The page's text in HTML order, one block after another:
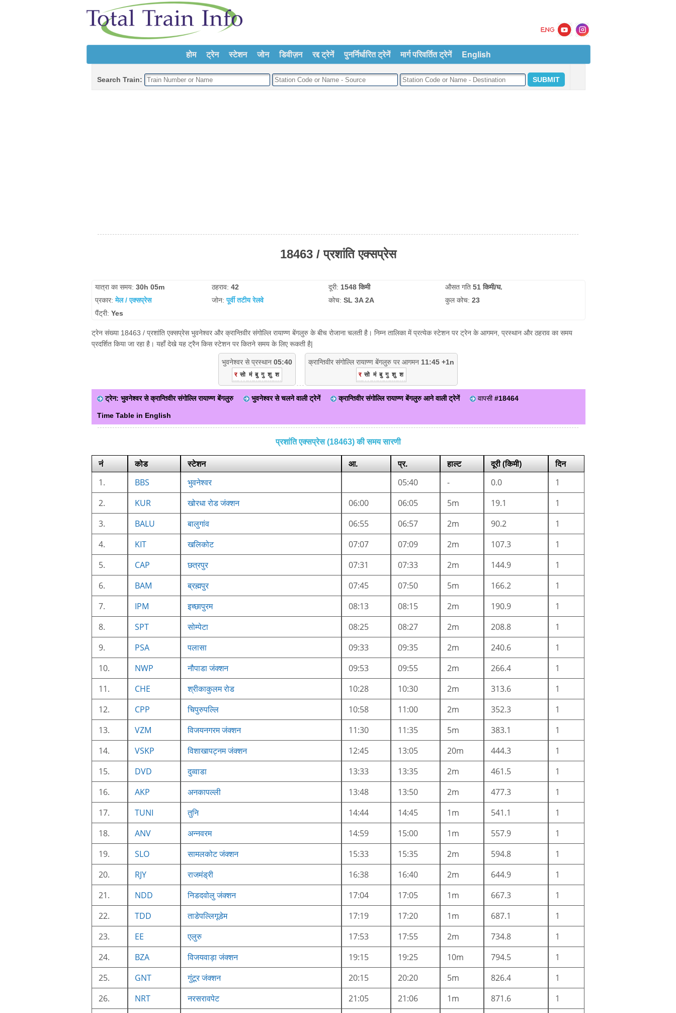
होम ट्रेन स्टेशन जोन डिवीज़न रद्द ट्रेनें पुनर्निर्धारित ट्रेनें मार्ग परिवर्तित ट्रेनें English
Search Train:
18463 / प्रशांति एक्सप्रेस
यात्रा का समय: 30h 05m ठहराव: 42 दूरी: 1548 किमी औसत गति 51 किमी/घ.
प्रकार:मेल / एक्सप्रेस जोन:पूर्वी तटीय रेलवे कोच: SL 3A 2A कुल कोच: 23
पैंट्री: Yes
ट्रेन संख्या 18463 / प्रशांति एक्सप्रेस भुवनेश्वर और क्रान्तिवीर संगोल्लि रायाण्ण बेंगलुरु के बीच रोजाना चलती है। निम्न तालिका में प्रत्येक स्टेशन पर ट्रेन के आगमन, प्रस्थान और ठहराव का समय
प्रदर्शित किया जा रहा है। यहाँ देखे यह ट्रैन किस स्टेशन पर कितने समय के लिए रूकती है|
भुवनेश्वर से प्रस्थान 05:40
र सो मं बु गु शु श
क्रान्तिवीर संगोल्लि रायाण्ण बेंगलुरु पर आगमन 11:45 +1n
र सो मं बु गु शु श
ट्रेन: भुवनेश्वर से क्रान्तिवीर संगोल्लि रायाण्ण बेंगलुरु भुवनेश्वर से चलने वाली ट्रेनें क्रान्तिवीर संगोल्लि रायाण्ण बेंगलुरु आने वाली ट्रेनें वापसी#18464
Time Table in English
प्रशांति एक्सप्रेस (18463) की समय सारणी
नं कोड स्टेशन आ. प्र. हाल्ट दूरी (किमी)
दिन
1.
BBS भुवनेश्वर 05:40 - 0.0
1
2.
KUR खोरधा रोड जंक्शन 06:00 06:05 5m 19.1
1
3.
BALU बालुगांव 06:55 06:57 2m 90.2
1
4.
KIT खलिकोट 07:07 07:09 2m 107.3
1
5.
CAP छत्रपुर 07:31 07:33 2m 144.9
1
6.
BAM ब्रह्मपुर 07:45 07:50 5m 166.2
1
7.
IPM इच्छापुरम 08:13 08:15 2m 190.9
1
8.
SPT सोम्पेटा 08:25 08:27 2m 208.8
1
9.
PSA पलासा 09:33 09:35 2m 240.6
1
10.
NWP नौपाडा जंक्शन 09:53 09:55 2m 266.4
1
11.
CHE श्रीकाकुलम रोड 10:28 10:30 2m 313.6
1
12.
CPP चिपुरुपल्लि 10:58 11:00 2m 352.3
1
13.
VZM विजयनगरम जंक्शन 11:30 11:35 5m 383.1
1
14.
VSKP विशाखापट्नम जंक्शन 12:45 13:05 20m 444.3
1
15.
DVD दुव्वाडा 13:33 13:35 2m 461.5
1
16.
AKP अनकापल्ली 13:48 13:50 2m 477.3
1
17.
TUNI तुनि 14:44 14:45 1m 541.1
1
18.
ANV अन्नवरम 14:59 15:00 1m 557.9
1
19.
SLO सामलकोट जंक्शन 15:33 15:35 2m 594.8
1
20.
RJY राजमंड्री 16:38 16:40 2m 644.9
1
21.
NDD निडदवोलु जंक्शन 17:04 17:05 1m 667.3
1
22.
TDD ताडेपल्लिगूडेम 17:19 17:20 1m 687.1
1
23.
EE एलुरु 17:53 17:55 2m 734.8
1
24.
BZA विजयवाड़ा जंक्शन 19:15 19:25 10m 794.5
1
25.
GNT गुंटूर जंक्शन 20:15 20:20 5m 826.4
1
26.
NRT नरसरावपेट 21:05 21:06 1m 871.6
1